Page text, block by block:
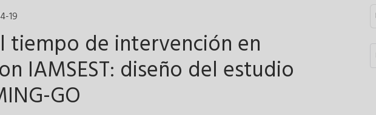
19
tiempo de intervención en
IAMSEST: diseño del estudio
GO